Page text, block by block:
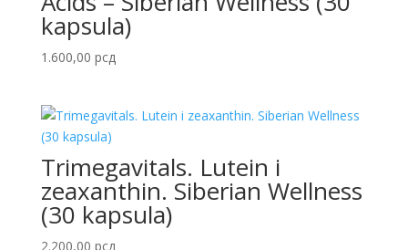
kapsula)
1.600,00 рсд
Trimegavitals. Lutein i
zeaxanthin. Siberian Wellness
(30 kapsula)
2.200,00 рсд